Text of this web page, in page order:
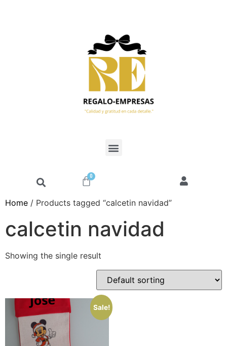
0
Home / Products tagged “calcetin navidad”
calcetin navidad
Showing the single result
Sale!